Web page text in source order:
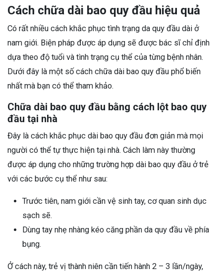
Cách chữa dài bao quy đầu hiệu quả
Có rất nhiều cách khắc phục tình trạng da quy đầu dài ở
nam giới. Biện pháp được áp dụng sẽ được bác sĩ chỉ định
dựa theo độ tuổi và tình trạng cụ thể của từng bệnh nhân.
Dưới đây là một số cách chữa dài bao quy đầu phổ biến
nhất mà bạn có thể tham khảo.
Chữa dài bao quy đầu bằng cách lột bao quy
đầu tại nhà
Đây là cách khắc phục dài bao quy đầu đơn giản mà mọi
người có thể tự thực hiện tại nhà. Cách làm này thường
được áp dụng cho những trường hợp dài bao quy đầu ở trẻ
với các bước cụ thể như sau:
Trước tiên, nam giới cần vệ sinh tay, cơ quan sinh dục
sạch sẽ.
Dùng tay nhẹ nhàng kéo căng phần da quy đầu về phía
bụng.
Ở cách này, trẻ vị thành niên cần tiến hành 2 – 3 lần/ngày,